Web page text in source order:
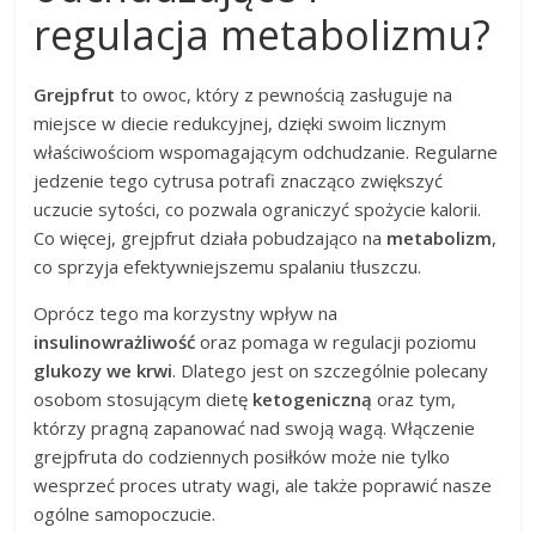
regulacja metabolizmu?
Grejpfrut to owoc, który z pewnością zasługuje na
miejsce w diecie redukcyjnej, dzięki swoim licznym
właściwościom wspomagającym odchudzanie. Regularne
jedzenie tego cytrusa potrafi znacząco zwiększyć
uczucie sytości, co pozwala ograniczyć spożycie kalorii.
Co więcej, grejpfrut działa pobudzająco na metabolizm,
co sprzyja efektywniejszemu spalaniu tłuszczu.
Oprócz tego ma korzystny wpływ na
insulinowrażliwość oraz pomaga w regulacji poziomu
glukozy we krwi. Dlatego jest on szczególnie polecany
osobom stosującym dietę ketogeniczną oraz tym,
którzy pragną zapanować nad swoją wagą. Włączenie
grejpfruta do codziennych posiłków może nie tylko
wesprzeć proces utraty wagi, ale także poprawić nasze
ogólne samopoczucie.